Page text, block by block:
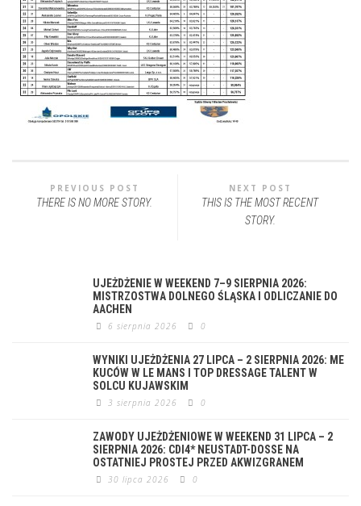
PREVIOUS POST
THERE IS NO MORE STORY.
NEXT POST
THIS IS THE MOST RECENT
STORY.
UJEŻDŻENIE W WEEKEND 7–9 SIERPNIA 2026:
MISTRZOSTWA DOLNEGO ŚLĄSKA I ODLICZANIE DO
AACHEN
6 sierpnia 2026 0
WYNIKI UJEŻDŻENIA 27 LIPCA – 2 SIERPNIA 2026: ME
KUCÓW W LE MANS I TOP DRESSAGE TALENT W
SOLCU KUJAWSKIM
3 sierpnia 2026 0
ZAWODY UJEŻDŻENIOWE W WEEKEND 31 LIPCA – 2
SIERPNIA 2026: CDI4* NEUSTADT-DOSSE NA
OSTATNIEJ PROSTEJ PRZED AKWIZGRANEM
30 lipca 2026 0